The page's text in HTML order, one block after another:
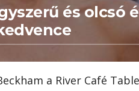
és olcsó
a River Café